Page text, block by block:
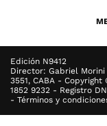
Edición N9412
Director: Gabriel
3551, CABA -
1852 9232 - Registro
- Términos y